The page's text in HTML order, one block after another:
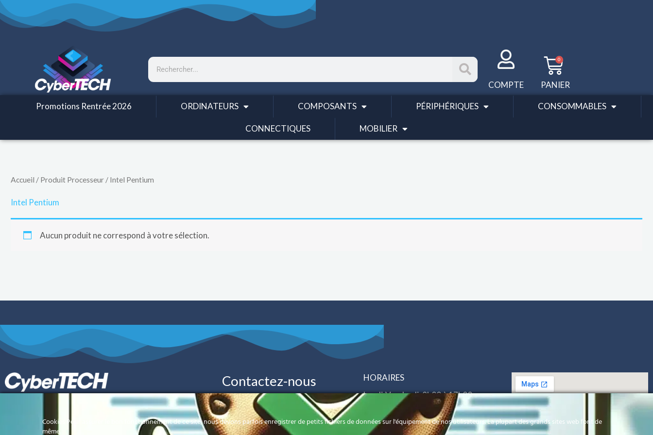
Aller
au
Rechercher
COMPTE
0
Panier
PANIER
Promotions Rentrée 2026 ORDINATEURS COMPOSANTS PÉRIPHÉRIQUES CONSOMMABLES
CONNECTIQUES MOBILIER
Accueil / Produit Processeur / Intel Pentium
Intel Pentium
Aucun produit ne correspond à votre sélection.
Votre référence informatique en Polynésie
Française
Contactez-nous
40 52 34 00
CyberTECH
contact@cybertech-
HORAIRES
Lundi-Vendredi: 8h00 à 17h00
Samedi: 8h00 à 12h00
Cookies Pour assurer le bon fonctionnement de ce site, nous devons parfois enregistrer de petits fichiers de données sur l'équipement de nos utilisateurs. La plupart des grands sites web font de
même.